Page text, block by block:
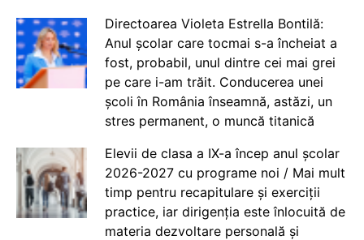
Directoarea Violeta Estrella Bontilă:
Anul școlar care tocmai s-a încheiat a
fost, probabil, unul dintre cei mai grei
pe care i-am trăit. Conducerea unei
școli în România înseamnă, astăzi, un
stres permanent, o muncă titanică
Elevii de clasa a IX-a încep anul școlar
2026-2027 cu programe noi / Mai mult
timp pentru recapitulare și exerciții
practice, iar dirigenția este înlocuită de
materia dezvoltare personală și